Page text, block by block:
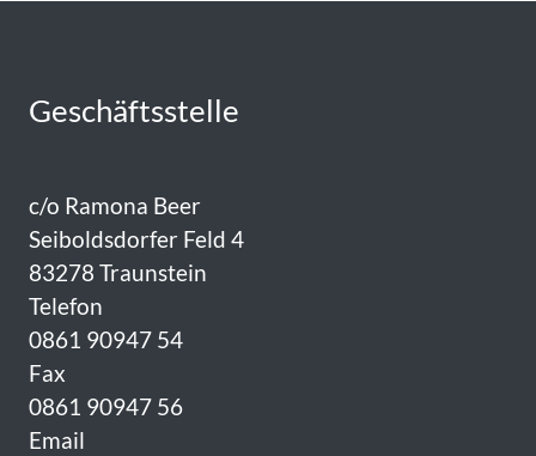
Geschäftsstelle
c/o Ramona Beer
Seiboldsdorfer Feld 4
83278 Traunstein
Telefon
0861 90947 54
Fax
0861 90947 56
Email